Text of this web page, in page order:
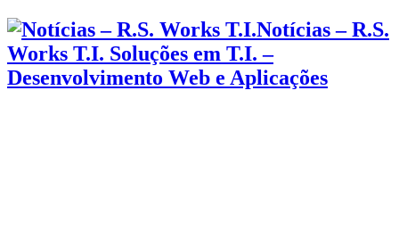
Notícias – R.S.
Works T.I. Soluções em T.I. –
Desenvolvimento Web e Aplicações